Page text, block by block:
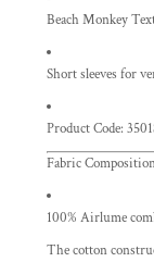
Beach Monkey
Short sleeves for
Product Code:
Fabric
100% Airlume
The cotton